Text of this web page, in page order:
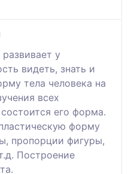
у
видеть, знать и
тела человека на
всех
его форма.
форму
пропорции фигуры,
Построение